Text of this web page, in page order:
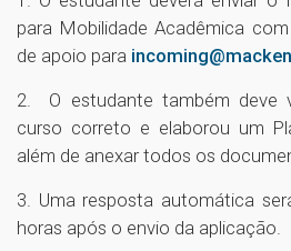
para Mobilidade Acadêmica
de apoio para
2. O estudante também deve
curso correto e elaborou um
além de anexar todos os
3. Uma resposta automática
horas após o envio da aplicação.